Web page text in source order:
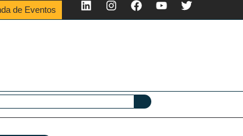
de Eventos